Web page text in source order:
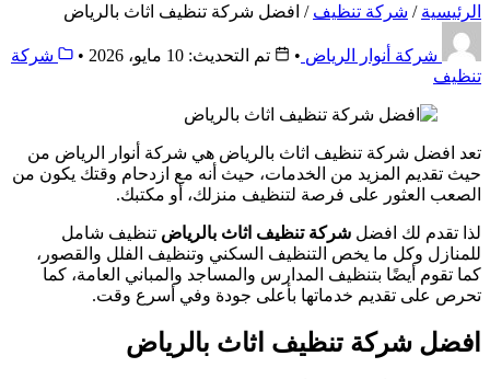
الرئيسية / شركة تنظيف / افضل شركة تنظيف اثاث بالرياض
شركة أنوار الرياض • تم التحديث: 10 مايو، 2026 •
شركة
تنظيف
تعد افضل شركة تنظيف اثاث بالرياض هي شركة أنوار الرياض من
حيث تقديم المزيد من الخدمات، حيث أنه مع ازدحام وقتك يكون من
الصعب العثور على فرصة لتنظيف منزلك، أو مكتبك.
لذا تقدم لك افضل شركة تنظيف اثاث بالرياض تنظيف شامل
للمنازل وكل ما يخص التنظيف السكني وتنظيف الفلل والقصور،
كما تقوم أيضًا بتنظيف المدارس والمساجد والمباني العامة، كما
تحرص على تقديم خدماتها بأعلى جودة وفي أسرع وقت.
افضل شركة تنظيف اثاث بالرياض